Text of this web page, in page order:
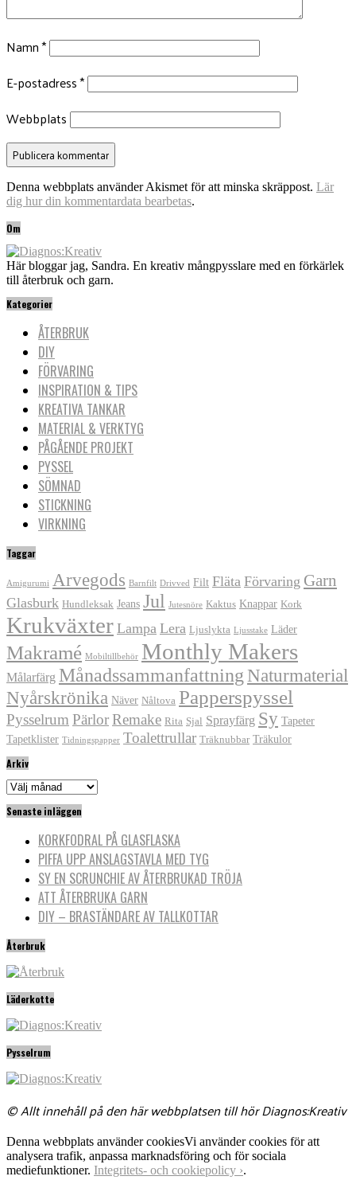
Namn*
E-postadress*
Webbplats
Denna webbplats använder Akismet för att minska skräppost. Lär
dig hur din kommentardata bearbetas.
Om
Här bloggar jag, Sandra. En kreativ mångpysslare med en förkärlek
till återbruk och garn.
Kategorier
ÅTERBRUK
DIY
FÖRVARING
INSPIRATION & TIPS
KREATIVA TANKAR
MATERIAL & VERKTYG
PÅGÅENDE PROJEKT
PYSSEL
SÖMNAD
STICKNING
VIRKNING
Taggar
Amigurumi Arvegods Barnfilt Drivved Filt Fläta Förvaring Garn
Glasburk Hundleksak Jeans Jul Jutesnöre Kaktus Knappar Kork
Krukväxter Lampa Lera Ljuslykta Ljusstake Läder
Makramé Mobiltillbehör Monthly Makers
Målarfärg Månadssammanfattning Naturmaterial
Nyårskrönika Näver Nåltova Papperspyssel
Pysselrum PärlorRemake Rita Sjal Sprayfärg Sy Tapeter
Tapetklister Tidningspapper Toalettrullar Träknubbar Träkulor
Arkiv
Arkiv
Senaste inläggen
KORKFODRAL PÅ GLASFLASKA
PIFFA UPP ANSLAGSTAVLA MED TYG
SY EN SCRUNCHIE AV ÅTERBRUKAD TRÖJA
ATT ÅTERBRUKA GARN
DIY – BRASTÄNDARE AV TALLKOTTAR
Återbruk
Läderkotte
Pysselrum
© Allt innehåll på den här webbplatsen till hör Diagnos:Kreativ
Denna webbplats använder cookiesVi använder cookies för att
analysera trafik, anpassa marknadsföring och för sociala
mediefunktioner. Integritets- och cookiepolicy ›.